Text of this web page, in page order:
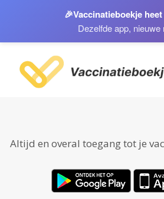
🎉Vaccinatieboekje
Dezelfde app, nieuwe
Altijd en overal toegang tot je